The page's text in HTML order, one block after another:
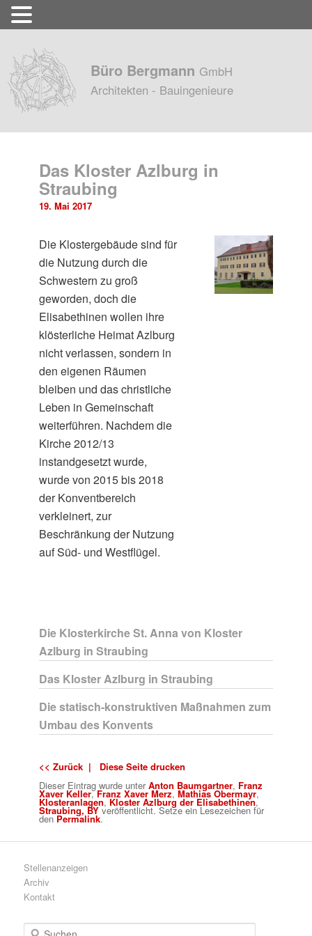
Büro Bergmann GmbH
Architekten - Bauingenieure
Das Kloster Azlburg in
Straubing
19. Mai 2017
Die Klostergebäude sind für
die Nutzung durch die
Schwestern zu groß
geworden, doch die
Elisabethinen wollen ihre
klösterliche Heimat Azlburg
nicht verlassen, sondern in
den eigenen Räumen
bleiben und das christliche
Leben in Gemeinschaft
weiterführen. Nachdem die
Kirche 2012/13
instandgesetzt wurde,
wurde von 2015 bis 2018
der Konventbereich
verkleinert, zur
Beschränkung der Nutzung
auf Süd- und Westflügel.
Die Klosterkirche St. Anna von Kloster
Azlburg in Straubing
Das Kloster Azlburg in Straubing
Die statisch-konstruktiven Maßnahmen zum
Umbau des Konvents
<< Zurück |
Diese Seite drucken
Dieser Eintrag wurdeunterAnton Baumgartner, Franz
Xaver Keller,Franz Xaver Merz,Mathias Obermayr,
Klosteranlagen, Kloster Azlburg der Elisabethinen,
Straubing, BY veröffentlicht. Setze ein Lesezeichen für
den Permalink.
Stellenanzeigen
Archiv
Kontakt